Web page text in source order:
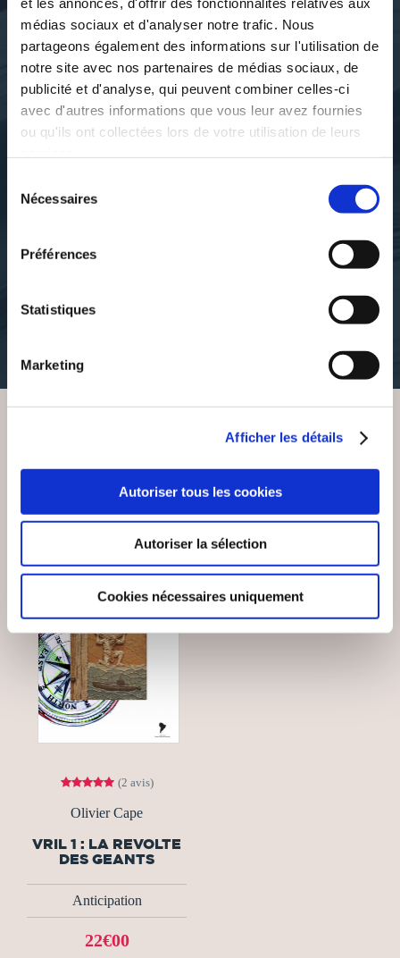
médias sociaux et d'analyser notre trafic. Nous
partageons également des informations sur l'utilisation de
notre site avec nos partenaires de médias sociaux, de
publicité et d'analyse, qui peuvent combiner celles-ci
avec d'autres informations que vous leur avez fournies
ou qu'ils ont collectées lors de votre utilisation de leurs
Nécessaires
Préférences
Statistiques
Marketing
Afficher les détails
Autoriser tous les cookies
Autoriser la sélection
Cookies nécessaires uniquement
L'ARCHITECTURE
arts-graphiques
L'ÉGO DE
L'ARCHITECTURE
architecture-et-decoration
(2 avis)
Olivier Cape
VRIL 1 : LA REVOLTE
DES GEANTS
Anticipation
22€00